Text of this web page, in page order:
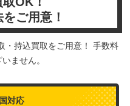
ご用意！
・持込買取をご用意！ 手数料
ません。
対応